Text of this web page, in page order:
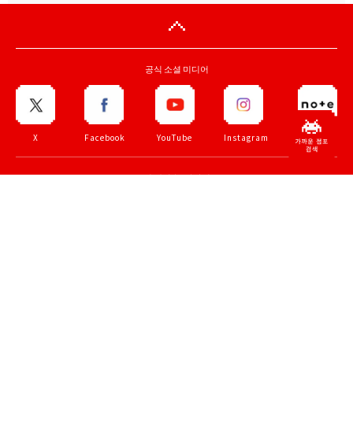
공식 소셜 미디어
X Facebook YouTube Instagram note
공식 생방송・아카이브